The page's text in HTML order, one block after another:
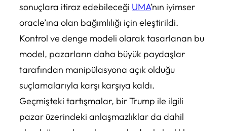
sonuçlara itiraz edebileceği UMA’nın iyimser
oracle’ına olan bağımlılığı için eleştirildi.
Kontrol ve denge modeli olarak tasarlanan bu
model, pazarların daha büyük paydaşlar
tarafından manipülasyona açık olduğu
suçlamalarıyla karşı karşıya kaldı.
Geçmişteki tartışmalar, bir Trump ile ilgili
pazar üzerindeki anlaşmazlıklar da dahil